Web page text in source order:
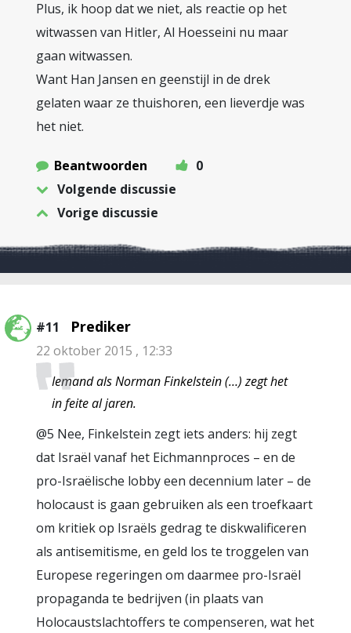
Plus, ik hoop dat we niet, als reactie op het
witwassen van Hitler, Al Hoesseini nu maar
gaan witwassen.
Want Han Jansen en geenstijl in de drek
gelaten waar ze thuishoren, een lieverdje was
het niet.
Beantwoorden
0
Volgende discussie
Vorige discussie
#11 Prediker
22 oktober 2015 , 12:33
Iemand als Norman Finkelstein (…) zegt het
in feite al jaren.
@5 Nee, Finkelstein zegt iets anders: hij zegt
dat Israël vanaf het Eichmannproces – en de
pro-Israëlische lobby een decennium later – de
holocaust is gaan gebruiken als een troefkaart
om kritiek op Israëls gedrag te diskwalificeren
als antisemitisme, en geld los te troggelen van
Europese regeringen om daarmee pro-Israël
propaganda te bedrijven (in plaats van
Holocaustslachtoffers te compenseren, wat het